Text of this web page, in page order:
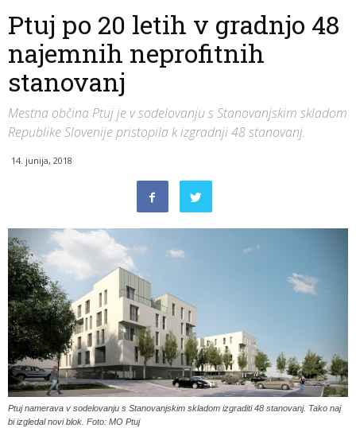
Ptuj po 20 letih v gradnjo 48
najemnih neprofitnih
stanovanj
Mestna občina Ptuj je v sodelovanju s Stanovanjskim skladom
Republike Slovenije pristopila k izgradnji 48 stanovanj.
14. junija, 2018
Ptuj namerava v sodelovanju s Stanovanjskim skladom izgraditi 48 stanovanj. Tako naj
bi izgledal novi blok. Foto: MO Ptuj